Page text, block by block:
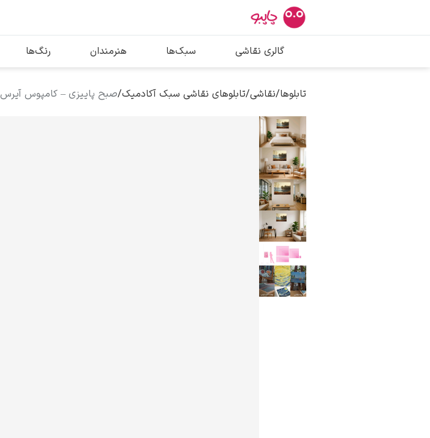
بیشترین جستجوها
پیکاسو
سالوادور دالی
محبوب‌ترین هنرمندان
گالری نقاشی سبک‌ها هنرمندان رنگ‌ها
تابلوها/نقاشی/تابلوهای نقاشی سبک آکادمیک/صبح پاییزی – کامپوس آیرس